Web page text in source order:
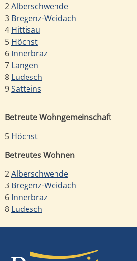
2Alberschwende
3 Bregenz-Weidach
4 Hittisau
5 Höchst
6 Innerbraz
7 Langen
8 Ludesch
9Satteins
Betreute Wohngemeinschaft
5 Höchst
Betreutes Wohnen
2Alberschwende
3 Bregenz-Weidach
6 Innerbraz
8 Ludesch